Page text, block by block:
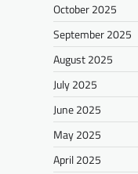
October 2025
September 2025
August 2025
July 2025
June 2025
May 2025
April 2025